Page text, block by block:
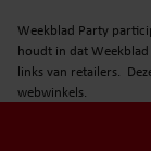
Weekblad Party
houdt in dat
links van retailers.
webwinkels.